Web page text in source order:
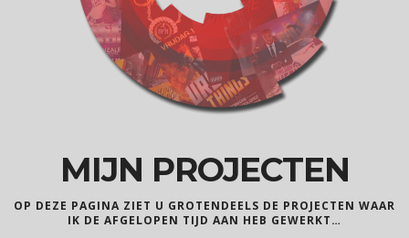
MIJN PROJECTEN
OP DEZE PAGINA ZIET U GROTENDEELS DE PROJECTEN WAAR
IK DE AFGELOPEN TIJD AAN HEB GEWERKT…